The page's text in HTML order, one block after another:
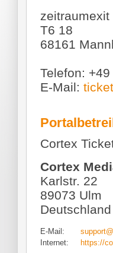
zeitraumexit
T6 18
68161
Telefon:
E-Mail:
Cortex
Cortex
Karlstr. 22
89073 Ulm
Deutschland
E-Mail:
Internet:
https://